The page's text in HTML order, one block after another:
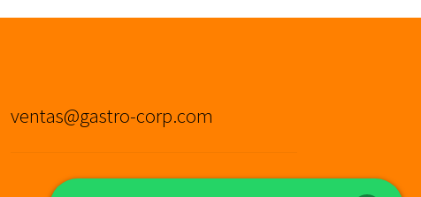
ventas@gastro-corp.com